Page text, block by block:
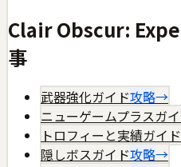
Clair Obscur:
事
武器強化ガイド攻略→
ニューゲームプラスガ
トロフィーと実績ガイド
隠しボスガイド攻略→